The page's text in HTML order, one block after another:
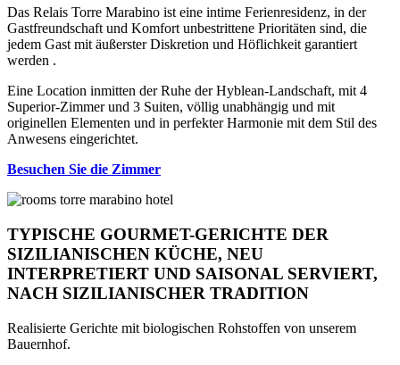
Das Relais Torre Marabino ist eine intime Ferienresidenz, in der
Gastfreundschaft und Komfort unbestrittene Prioritäten sind, die
jedem Gast mit äußerster Diskretion und Höflichkeit garantiert
werden .
Eine Location inmitten der Ruhe der Hyblean-Landschaft, mit 4
Superior-Zimmer und 3 Suiten, völlig unabhängig und mit
originellen Elementen und in perfekter Harmonie mit dem Stil des
Anwesens eingerichtet.
Besuchen Sie die Zimmer
TYPISCHE GOURMET-GERICHTE DER
SIZILIANISCHEN KÜCHE, NEU
INTERPRETIERT UND SAISONAL SERVIERT,
NACH SIZILIANISCHER TRADITION
Realisierte Gerichte mit biologischen Rohstoffen von unserem
Bauernhof.